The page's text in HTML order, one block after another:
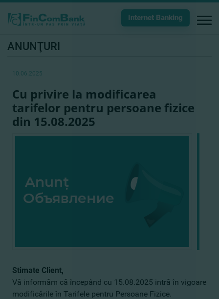
Internet Banking
ANUNŢURI
10.06.2025
Cu privire la modificarea
tarifelor pentru persoane fizice
din 15.08.2025
Stimate Client,
Vă informăm că începând cu 15.08.2025 intră în vigoare
modificările în Tarifele pentru Persoane Fizice.